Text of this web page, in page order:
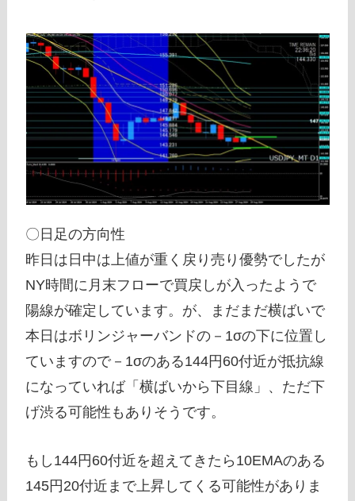
〇日足の方向性
昨日は日中は上値が重く戻り売り優勢でしたが
NY時間に月末フローで買戻しが入ったようで
陽線が確定しています。が、まだまだ横ばいで
本日はボリンジャーバンドの－1σの下に位置し
ていますので－1σのある144円60付近が抵抗線
になっていれば「横ばいから下目線」、ただ下
げ渋る可能性もありそうです。
もし144円60付近を超えてきたら10EMAのある
145円20付近まで上昇してくる可能性がありま